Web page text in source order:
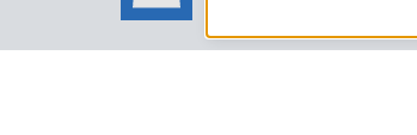
ソニーストアのご利